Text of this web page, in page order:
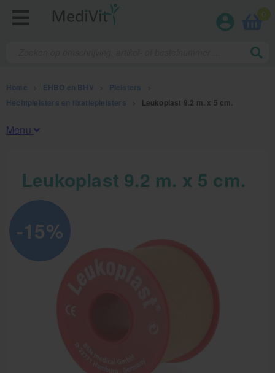
0
Home EHBO en BHV Pleisters
Hechtpleisters en fixatiepleisters
Leukoplast 9.2 m. x 5 cm.
Menu
Fysiotherapieproducten
Verbruiksmaterialen
Massage
Massagetafels
Sportbraces
Verbandtrommels
Pleisters
Leukoplast 9.2 m. x 5 cm.
-15%